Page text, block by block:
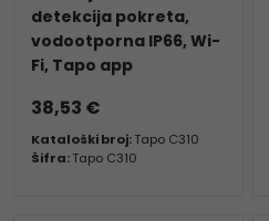
detekcija pokreta,
vodootporna IP66, Wi-
Fi, Tapo app
38,53 €
Kataloški broj:Tapo C310
Šifra:Tapo C310